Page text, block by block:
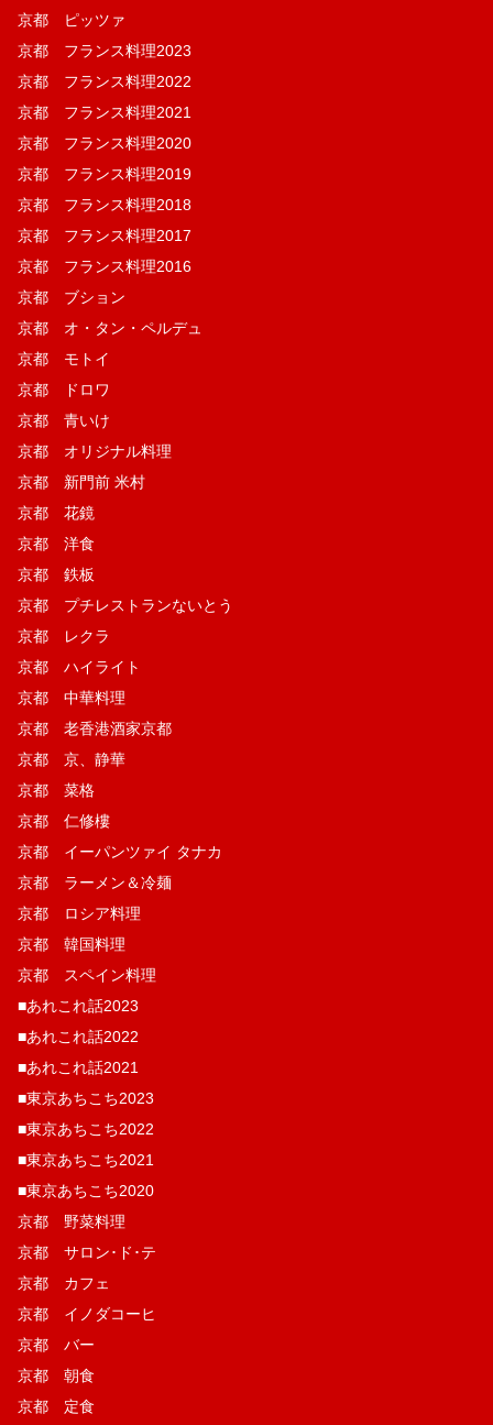
京都 ピッツァ
京都 フランス料理2023
京都 フランス料理2022
京都 フランス料理2021
京都 フランス料理2020
京都 フランス料理2019
京都 フランス料理2018
京都 フランス料理2017
京都 フランス料理2016
京都 ブション
京都 オ・タン・ペルデュ
京都 モトイ
京都 ドロワ
京都 青いけ
京都 オリジナル料理
京都 新門前 米村
京都 花鏡
京都 洋食
京都 鉄板
京都 プチレストランないとう
京都 レクラ
京都 ハイライト
京都 中華料理
京都 老香港酒家京都
京都 京、静華
京都 菜格
京都 仁修樓
京都 イーパンツァイ タナカ
京都 ラーメン＆冷麺
京都 ロシア料理
京都 韓国料理
京都 スペイン料理
■あれこれ話2023
■あれこれ話2022
■あれこれ話2021
■東京あちこち2023
■東京あちこち2022
■東京あちこち2021
■東京あちこち2020
京都 野菜料理
京都 サロン･ド･テ
京都 カフェ
京都 イノダコーヒ
京都 バー
京都 朝食
京都 定食